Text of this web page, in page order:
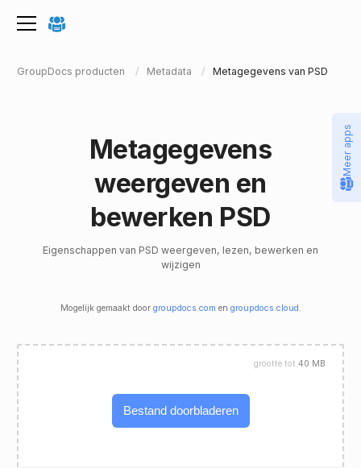
GroupDocs producten Metadata Metagegevens van PSD
Metagegevens
weergeven en
bewerken PSD
Eigenschappen van PSD weergeven, lezen, bewerken en
wijzigen
Mogelijk gemaakt door groupdocs.com en groupdocs.cloud .
Bestand doorbladeren
grootte tot 40 MB
Meer apps